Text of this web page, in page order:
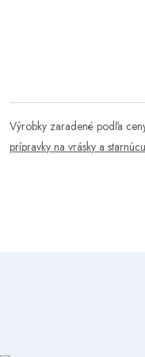
Výrobky zaradené podľa
prípravky na vrásky a